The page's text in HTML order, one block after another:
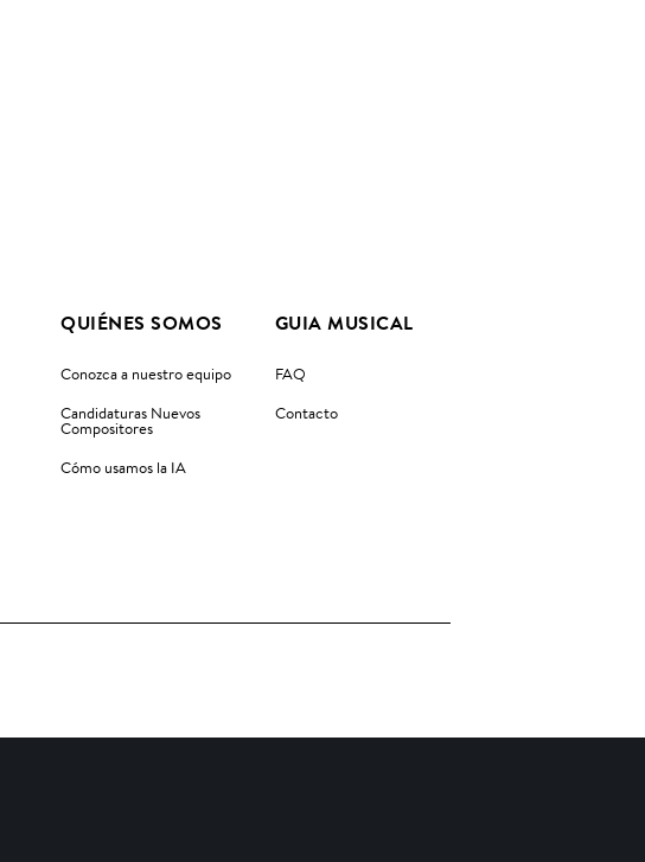
QUIÉNES SOMOS
Conozca a nuestro equipo
Candidaturas Nuevos
Compositores
Cómo usamos la IA
GUIA MUSICAL
FAQ
Contacto